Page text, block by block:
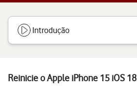
Introdução
Reinicie o Apple iPhone 15 iOS 18